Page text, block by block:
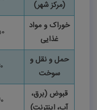
(مرکز شهر)
خوراک و مواد
غذایی
حمل و نقل و
سوخت
قبوض (برق،